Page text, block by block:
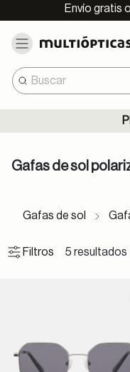
Envío gratis
Gafas de sol
Gafas de sol
5 resultados
Filtros